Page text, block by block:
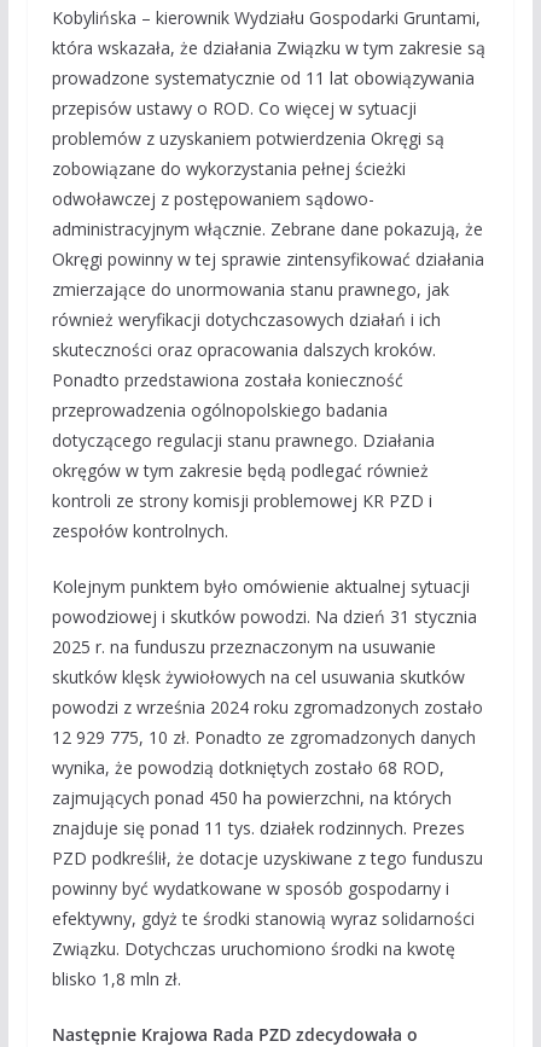
Kobylińska – kierownik Wydziału Gospodarki Gruntami,
która wskazała, że działania Związku w tym zakresie są
prowadzone systematycznie od 11 lat obowiązywania
przepisów ustawy o ROD. Co więcej w sytuacji
problemów z uzyskaniem potwierdzenia Okręgi są
zobowiązane do wykorzystania pełnej ścieżki
odwoławczej z postępowaniem sądowo-
administracyjnym włącznie. Zebrane dane pokazują, że
Okręgi powinny w tej sprawie zintensyfikować działania
zmierzające do unormowania stanu prawnego, jak
również weryfikacji dotychczasowych działań i ich
skuteczności oraz opracowania dalszych kroków.
Ponadto przedstawiona została konieczność
przeprowadzenia ogólnopolskiego badania
dotyczącego regulacji stanu prawnego. Działania
okręgów w tym zakresie będą podlegać również
kontroli ze strony komisji problemowej KR PZD i
zespołów kontrolnych.
Kolejnym punktem było omówienie aktualnej sytuacji
powodziowej i skutków powodzi. Na dzień 31 stycznia
2025 r. na funduszu przeznaczonym na usuwanie
skutków klęsk żywiołowych na cel usuwania skutków
powodzi z września 2024 roku zgromadzonych zostało
12 929 775, 10 zł. Ponadto ze zgromadzonych danych
wynika, że powodzią dotkniętych zostało 68 ROD,
zajmujących ponad 450 ha powierzchni, na których
znajduje się ponad 11 tys. działek rodzinnych. Prezes
PZD podkreślił, że dotacje uzyskiwane z tego funduszu
powinny być wydatkowane w sposób gospodarny i
efektywny, gdyż te środki stanowią wyraz solidarności
Związku. Dotychczas uruchomiono środki na kwotę
blisko 1,8 mln zł.
Następnie Krajowa Rada PZD zdecydowała o